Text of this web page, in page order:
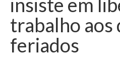
Associe-se
Convênios
Convenções Coletivas
trabalho aos
feriados